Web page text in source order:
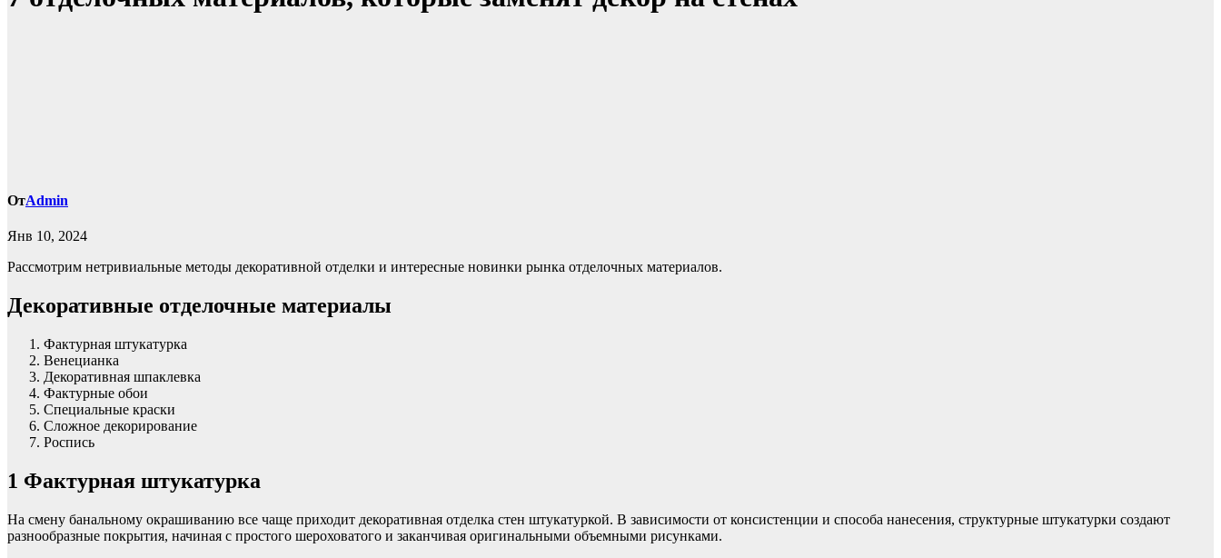
ОтAdmin
Янв 10, 2024
Рассмотрим нетривиальные методы декоративной отделки и интересные новинки рынка отделочных материалов.
Декоративные отделочные материалы
Фактурная штукатурка
Венецианка
Декоративная шпаклевка
Фактурные обои
Специальные краски
Сложное декорирование
Роспись
1 Фактурная штукатурка
На смену банальному окрашиванию все чаще приходит декоративная отделка стен штукатуркой. В зависимости от консистенции и способа нанесения, структурные штукатурки создают
разнообразные покрытия, начиная с простого шероховатого и заканчивая оригинальными объемными рисунками.